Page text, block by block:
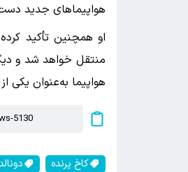
هواپیماهای جدید دست‌کم تا سال
او همچنین تأکید
منتقل خواهد شد و
هواپیما به‌عنوان
کاخ پرنده